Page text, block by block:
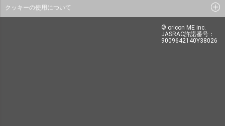
クッキーの使用について
© oricon ME inc.
JASRAC許諾番号：
9009642140Y38026